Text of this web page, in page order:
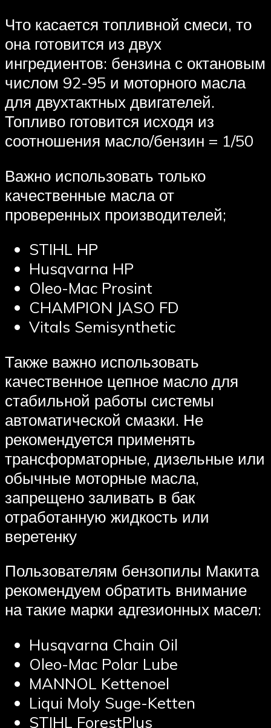
Что касается топливной смеси, то
она готовится из двух
ингредиентов: бензина с октановым
числом 92-95 и моторного масла
для двухтактных двигателей.
Топливо готовится исходя из
соотношения масло/бензин = 1/50
Важно использовать только
качественные масла от
проверенных производителей;
STIHL HP
Husqvarna HP
Oleo-Mac Prosint
CHAMPION JASO FD
Vitals Semisynthetic
Также важно использовать
качественное цепное масло для
стабильной работы системы
автоматической смазки. Не
рекомендуется применять
трансформаторные, дизельные или
обычные моторные масла,
запрещено заливать в бак
отработанную жидкость или
веретенку
Пользователям бензопилы Макита
рекомендуем обратить внимание
на такие марки адгезионных масел:
Husqvarna Chain Oil
Oleo-Mac Polar Lube
MANNOL Kettenoel
Liqui Moly Suge-Ketten
STIHL ForestPlus